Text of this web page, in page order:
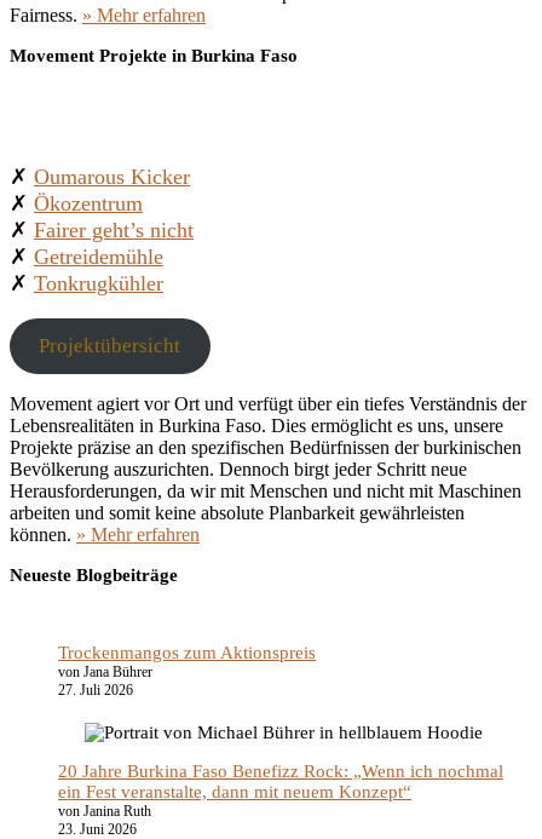
Fairness. » Mehr erfahren
Movement Projekte in Burkina Faso
✗ Oumarous Kicker
✗ Ökozentrum
✗ Fairer geht’s nicht
✗ Getreidemühle
✗ Tonkrugkühler
Projektübersicht
Movement agiert vor Ort und verfügt über ein tiefes Verständnis der
Lebensrealitäten in Burkina Faso. Dies ermöglicht es uns, unsere
Projekte präzise an den spezifischen Bedürfnissen der burkinischen
Bevölkerung auszurichten. Dennoch birgt jeder Schritt neue
Herausforderungen, da wir mit Menschen und nicht mit Maschinen
arbeiten und somit keine absolute Planbarkeit gewährleisten
können. » Mehr erfahren
Neueste Blogbeiträge
Trockenmangos zum Aktionspreis
von Jana Bührer
27. Juli 2026
20 Jahre Burkina Faso Benefizz Rock: „Wenn ich nochmal
ein Fest veranstalte, dann mit neuem Konzept“
von Janina Ruth
23. Juni 2026